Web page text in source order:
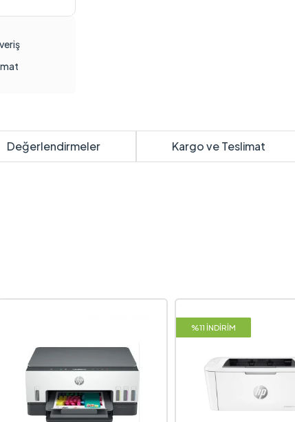
Değerlendirmeler Kargo ve Teslimat